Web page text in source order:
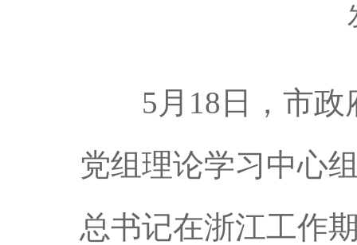
5月18日，市政
党组理论学习中心
总书记在浙江工作